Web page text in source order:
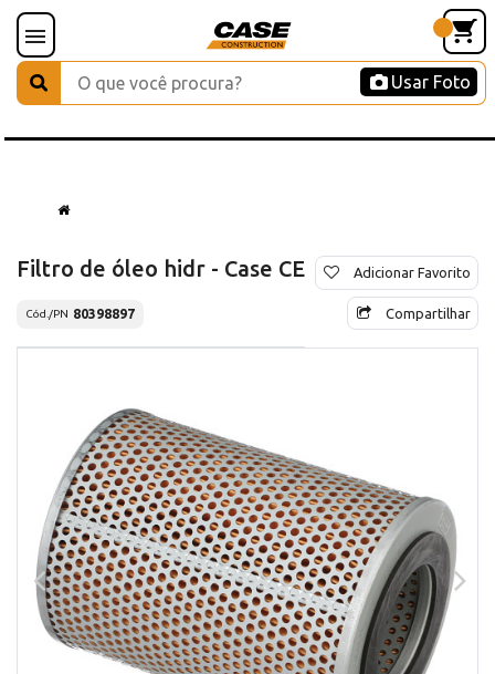
Usar Foto
Filtro de óleo hidr - Case CE
Cód./PN 80398897
Adicionar Favorito
Compartilhar